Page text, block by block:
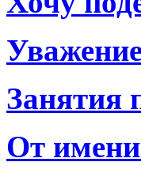
Занятия
От